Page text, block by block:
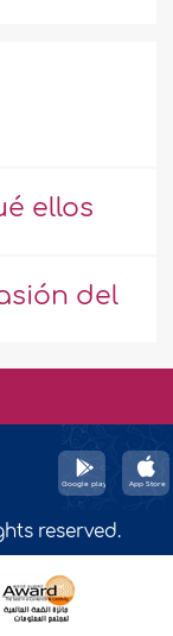
ellos
del
reserved.